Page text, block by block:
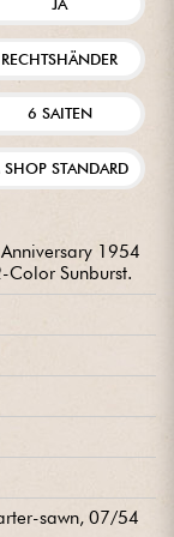
JA
RECHTSHÄNDER
6 SAITEN
STANDARD
1954
Color Sunburst.
sawn, 07/54